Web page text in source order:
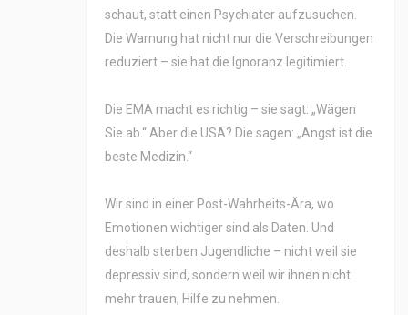
schaut, statt einen Psychiater aufzusuchen.
Die Warnung hat nicht nur die Verschreibungen
reduziert – sie hat die Ignoranz legitimiert.
Die EMA macht es richtig – sie sagt: „Wägen
Sie ab.“ Aber die USA? Die sagen: „Angst ist die
beste Medizin.“
Wir sind in einer Post-Wahrheits-Ära, wo
Emotionen wichtiger sind als Daten. Und
deshalb sterben Jugendliche – nicht weil sie
depressiv sind, sondern weil wir ihnen nicht
mehr trauen, Hilfe zu nehmen.